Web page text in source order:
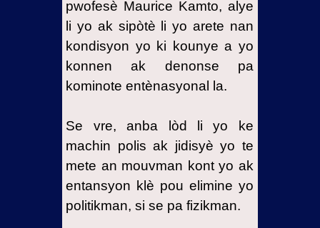
pwofesè Maurice Kamto, alye
li yo ak sipòtè li yo arete nan
kondisyon yo ki kounye a yo
konnen ak denonse pa
kominote entènasyonal la.
Se vre, anba lòd li yo ke
machin polis ak jidisyè yo te
mete an mouvman kont yo ak
entansyon klè pou elimine yo
politikman, si se pa fizikman.